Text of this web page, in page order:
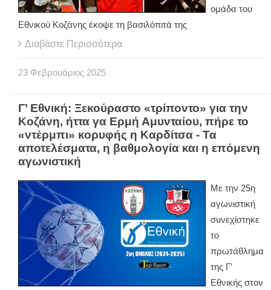
ομάδα του
Εθνικού Κοζάνης έκοψε τη βασιλόπιτά της
Διαβάστε Περισσότερα
23 Φεβρουάριος 2025
Γ’ Εθνική: Ξεκούραστο «τρίποντο» για την
Κοζάνη, ήττα γα Ερμή Αμυνταίου, πήρε το
«ντέρμπι» κορυφής η Καρδίτσα - Τα
αποτελέσματα, η βαθμολογία και η επόμενη
αγωνιστική
Με την 25η
αγωνιστική
συνεχίστηκε
το
πρωτάθλημα
της Γ’
Εθνικής στον